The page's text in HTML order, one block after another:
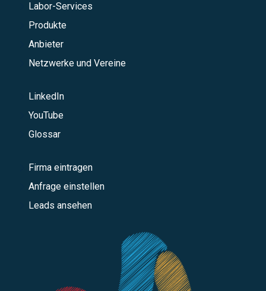
Labor-Services
Produkte
Anbieter
Netzwerke und Vereine
LinkedIn
YouTube
Glossar
Firma eintragen
Anfrage einstellen
Leads ansehen